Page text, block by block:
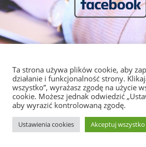
NIE
PRACA
HOME
Cennik
Kontakt
Regulamin i polityka
prywatności
Ta strona używa plików cookie, aby
działanie i funkcjonalność strony.
wszystko”, wyrażasz zgodę na użycie
cookie. Możesz jednak odwiedzić
aby wyrazić kontrolowaną zgodę.
Ustawienia cookies Akceptuj wszystko